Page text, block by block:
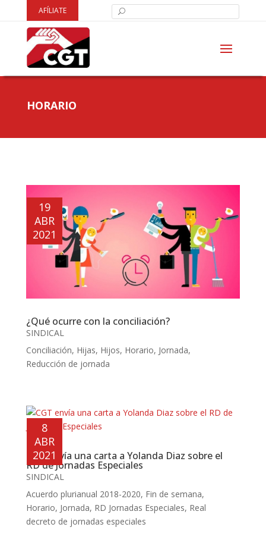
AFÍLIATE
HORARIO
¿Qué ocurre con la conciliación?
19
ABR
2021
SINDICAL
Conciliación, Hijas, Hijos, Horario, Jornada,
Reducción de jornada
CGT envía una carta a Yolanda Diaz sobre el
RD de Jornadas Especiales
8
ABR
2021
SINDICAL
Acuerdo plurianual 2018-2020, Fin de semana,
Horario, Jornada, RD Jornadas Especiales, Real
decreto de jornadas especiales